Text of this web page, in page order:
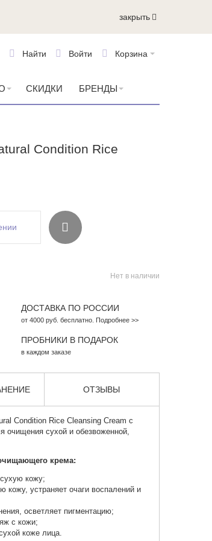
закрыть
Корзина
Войти
Найти
СКИДКИ БРЕНДЫ
Condition Rice
Нет в наличии
ДОСТАВКА ПО РОССИИ
от 4000 руб. бесплатно. Подробнее >>
ПРОБНИКИ В ПОДАРОК
в каждом заказе
ОТЗЫВЫ
Condition Rice Cleansing Cream с
очищения сухой и обезвоженной,
крема:
кожу;
кожу, устраняет очаги воспалений и
осветляет пигментацию;
с кожи;
коже лица.